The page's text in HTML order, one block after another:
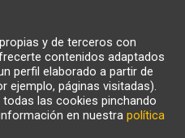
y de terceros con
contenidos adaptados
perfil elaborado a partir de
ejemplo, páginas visitadas).
las cookies pinchando
en nuestra política